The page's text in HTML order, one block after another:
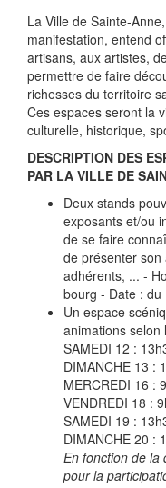
La Ville de Sainte-
manifestation, entend
artisans, aux artistes,
permettre de faire
richesses du territoire
Ces espaces seront la
culturelle, historique,
DESCRIPTION DES
PAR LA VILLE DE
Deux stands
exposants et/ou
de se faire
de présenter son
adhérents, ... -
bourg - Date :
Un espace
animations selon
SAMEDI 12 :
DIMANCHE 13 :
MERCREDI 16 :
VENDREDI 18 :
SAMEDI 19 :
DIMANCHE 20 :
En fonction de la
pour la